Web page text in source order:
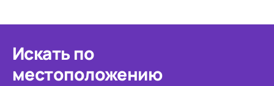
Искать по
местоположению